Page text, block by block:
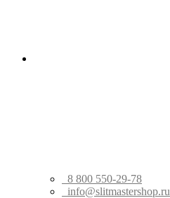
8 800 550-29-78
info@slitmastershop.ru